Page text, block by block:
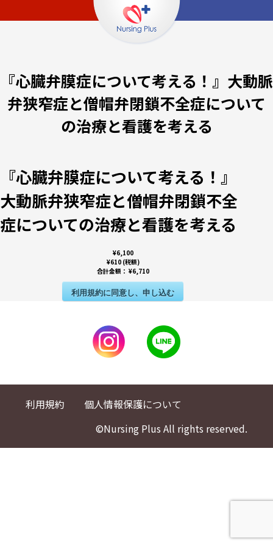
『心臓弁膜症について考える！』大動脈
弁狭窄症と僧帽弁閉鎖不全症について
の治療と看護を考える
『心臓弁膜症について考える！』
大動脈弁狭窄症と僧帽弁閉鎖不全
症についての治療と看護を考える
¥6,100
¥610 (税額)
合計金額： ¥6,710
利用規約に同意し、申し込む
利用規約
個人情報保護について
©Nursing Plus All rights reserved.